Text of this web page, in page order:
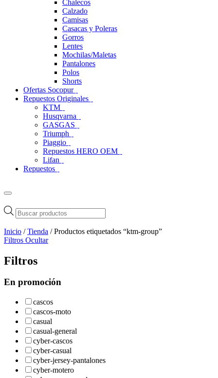
Chalecos
Calzado
Camisas
Casacas y Poleras
Gorros
Lentes
Mochilas/Maletas
Pantalones
Polos
Shorts
Ofertas Socopur
Repuestos Originales
KTM
Husqvarna
GASGAS
Triumph
Piaggio
Repuestos HERO OEM
Lifan
Repuestos
Búsqueda
de
productos
Inicio /Tienda / Productos etiquetados “ktm-group”
Filtros Ocultar
Filtros
En promoción
cascos
cascos-moto
casual
casual-general
cyber-cascos
cyber-casual
cyber-jersey-pantalones
cyber-motero